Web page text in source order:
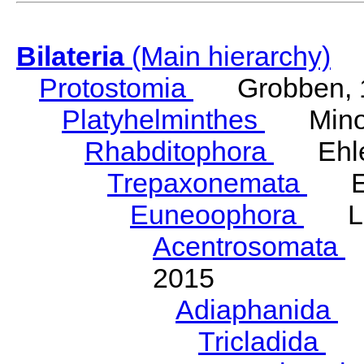
Bilateria(Main hierarchy)
Protostomia
Grobben,
Platyhelminthes
Rhabditophora
Trepaxonemata
Euneoophora
Acentrosomata
2015
Adiaphanida
Tricladida